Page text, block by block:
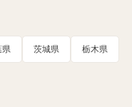
県 茨城県 栃木県